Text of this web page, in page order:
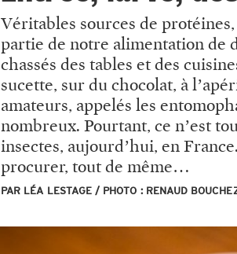
Véritables sources de
partie de notre alimentation de
chassés des tables et des
sucette, sur du chocolat, à
amateurs, appelés les
nombreux. Pourtant, ce n’est
insectes, aujourd’hui, en
procurer, tout de même…
PAR LÉA LESTAGE / PHOTO : RENAUD